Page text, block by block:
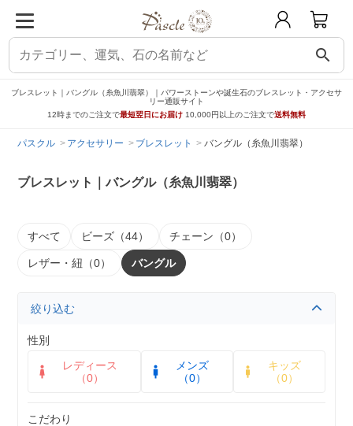
search
ブレスレット｜バングル（糸魚川翡翠）｜パワーストーンや誕生石のブレスレット・アクセサ
リー通販サイト
12時までのご注文で最短翌日にお届け 10,000円以上のご注文で送料無料
パスクル アクセサリー ブレスレット バングル（糸魚川翡翠）
ブレスレット｜バングル（糸魚川翡翠）
すべて ビーズ（44） チェーン（0）
レザー・紐（0） バングル
絞り込む
性別
レディース
（0）
メンズ
（0）
キッズ
（0）
こだわり